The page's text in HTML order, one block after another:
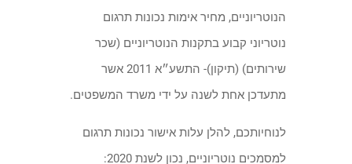
הנוטריוניים, מחיר אימות נכונות תרגום
נוטריוני קבוע בתקנות הנוטריוניים (שכר
שירותים) (תיקון)- התשע״א 2011 אשר
מתעדכן אחת לשנה על ידי משרד המשפטים.
לנוחיותכם, להלן עלות אישור נכונות תרגום
למסמכים נוטריוניים, נכון לשנת 2020: